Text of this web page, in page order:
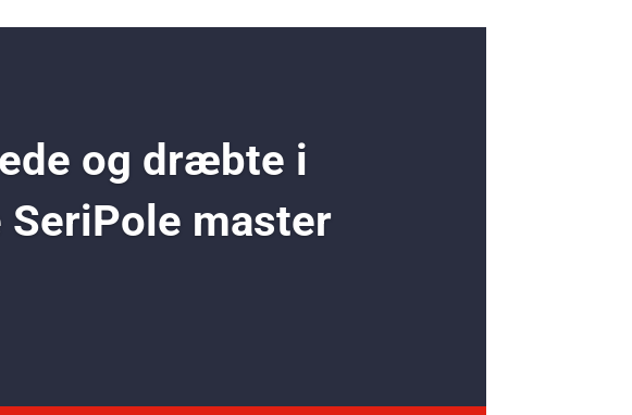
og dræbte i
master